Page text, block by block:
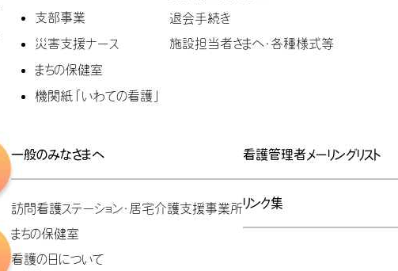
支部事業
災害支援ナース
まちの保健室
機関紙「いわての看護」
退会手続き
施設担当者さまへ・各種様式等
一般のみなさまへ
訪問看護ステーション・居宅介護支援事業所
まちの保健室
看護の日について
看護管理者メーリングリスト
リンク集